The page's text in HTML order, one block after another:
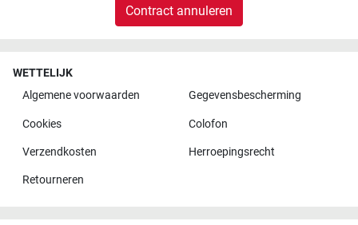
Contract annuleren
WETTELIJK
Algemene voorwaarden
Gegevensbescherming
Cookies Colofon
Verzendkosten Herroepingsrecht
Retourneren